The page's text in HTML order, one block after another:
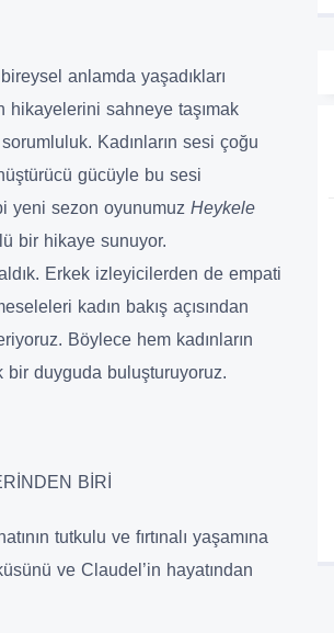
anlamda yaşadıkları
sahneye taşımak
Kadınların sesi çoğu
gücüyle bu sesi
yeni sezon oyunumuz Heykele
bir hikaye sunuyor.
Erkek izleyicilerden de empati
kadın bakış açısından
Böylece hem kadınların
bir duyguda buluşturuyoruz.
BİRİ
tutkulu ve fırtınalı yaşamına
ve Claudel’in hayatından